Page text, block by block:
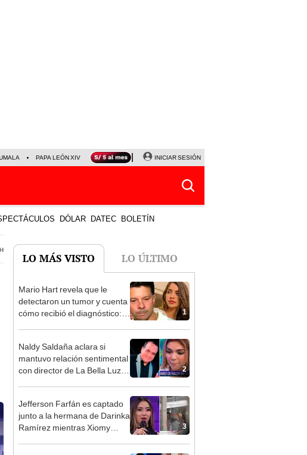
PAPA LEÓN XIV NALDY SALDAÑA LA BELLA LUZ
INICIAR SESIÓN
DÓLAR DATEC BOLETÍN
LO MÁS VISTO LO ÚLTIMO
1
Mario Hart revela que le
detectaron un tumor y cuenta
cómo recibió el diagnóstico:
2
Naldy Saldaña aclara si
mantuvo relación sentimental
con director de La Bella Luz
bajo”
3
Jefferson Farfán es captado
junto a la hermana de Darinka
Ramírez mientras Xiomy